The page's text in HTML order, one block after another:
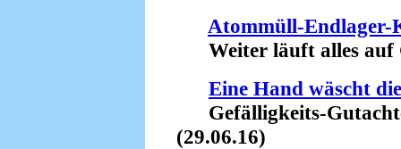
Atommüll-Endlager-
Weiter läuft alles auf
Eine Hand wäscht
Gefälligkeits-
(29.06.16)